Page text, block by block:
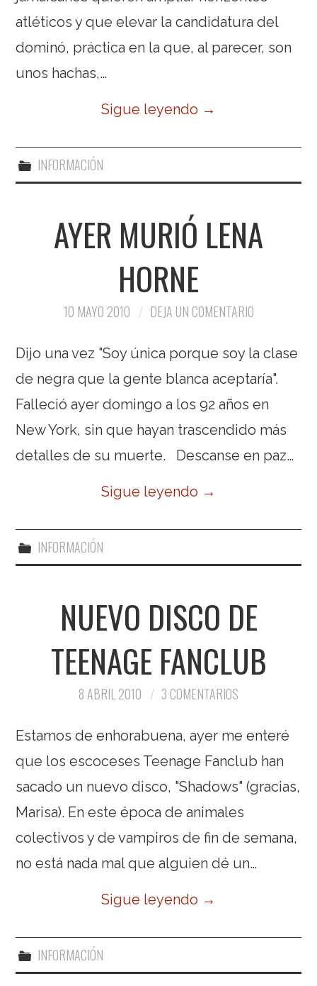
atléticos y que elevar la candidatura del
dominó, práctica en la que, al parecer, son
unos hachas,…
Sigue leyendo →
INFORMACIÓN
AYER MURIÓ LENA
HORNE
10 MAYO 2010 DEJA UN COMENTARIO
Dijo una vez "Soy única porque soy la clase
de negra que la gente blanca aceptaría".
Falleció ayer domingo a los 92 años en
New York, sin que hayan trascendido más
detalles de su muerte. Descanse en paz…
Sigue leyendo →
INFORMACIÓN
NUEVO DISCO DE
TEENAGE FANCLUB
8 ABRIL 2010 3 COMENTARIOS
Estamos de enhorabuena, ayer me enteré
que los escoceses Teenage Fanclub han
sacado un nuevo disco, "Shadows" (gracias,
Marisa). En este época de animales
colectivos y de vampiros de fin de semana,
no está nada mal que alguien dé un…
Sigue leyendo →
INFORMACIÓN